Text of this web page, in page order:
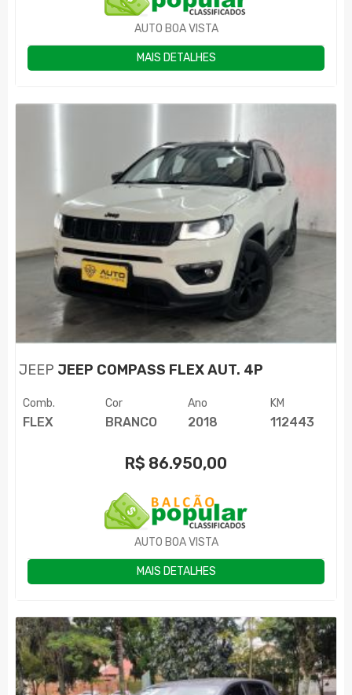
AUTO BOA VISTA
MAIS DETALHES
JEEP JEEP COMPASS FLEX AUT. 4P
Comb.
FLEX
Cor
BRANCO
Ano
2018
KM
112443
R$ 86.950,00
AUTO BOA VISTA
MAIS DETALHES